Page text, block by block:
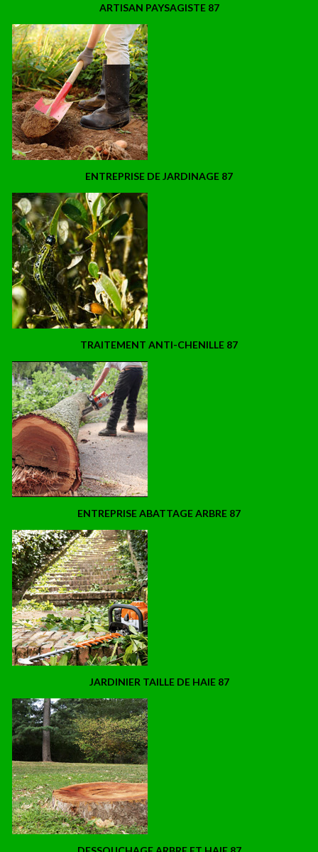
ARTISAN PAYSAGISTE 87
ENTREPRISE DE JARDINAGE 87
TRAITEMENT ANTI-CHENILLE 87
ENTREPRISE ABATTAGE ARBRE 87
JARDINIER TAILLE DE HAIE 87